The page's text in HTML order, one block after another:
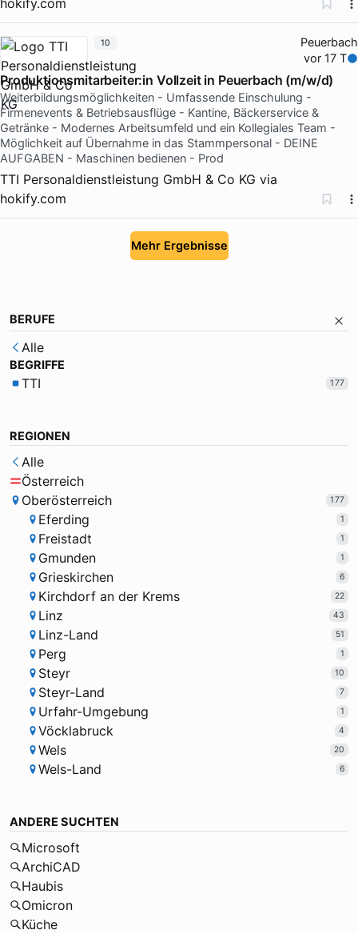
Peuerbach
vor 17 T
Produktionsmitarbeiter:in Vollzeit in Peuerbach (m/w/d)
Weiterbildungsmöglichkeiten - Umfassende Einschulung -
Firmenevents & Betriebsausflüge - Kantine, Bäckerservice &
Getränke - Modernes Arbeitsumfeld und ein Kollegiales Team -
Möglichkeit auf Übernahme in das Stammpersonal - DEINE
AUFGABEN - Maschinen bedienen - Prod
TTI Personaldienstleistung GmbH & Co KG via
hokify.com
10
Mehr Ergebnisse
BERUFE
Alle
BEGRIFFE
TTI 177
REGIONEN
Alle
Österreich
Oberösterreich
177
Eferding 1
Freistadt 1
Gmunden 1
Grieskirchen 6
Kirchdorf an der Krems 22
Linz 43
Linz-Land 51
Perg 1
Steyr 10
Steyr-Land 7
Urfahr-Umgebung 1
Vöcklabruck 4
Wels 20
Wels-Land 6
ANDERE SUCHTEN
Microsoft
ArchiCAD
Haubis
Omicron
Küche